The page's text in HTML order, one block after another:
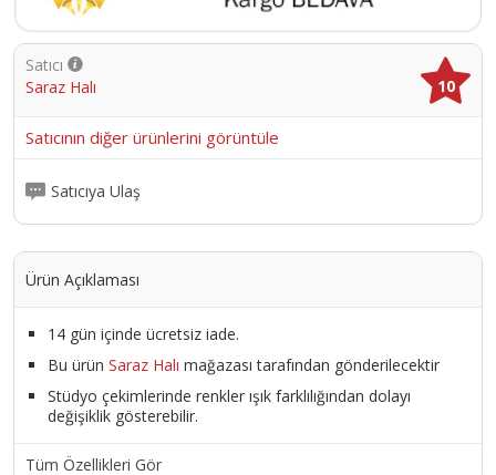
Satıcı
Saraz Halı
10
Satıcının diğer ürünlerini görüntüle
Satıcıya Ulaş
Ürün Açıklaması
14 gün içinde ücretsiz iade.
Bu ürün Saraz Halı mağazası tarafından gönderilecektir
Stüdyo çekimlerinde renkler ışık farklılığından dolayı
değişiklik gösterebilir.
Tüm Özellikleri Gör